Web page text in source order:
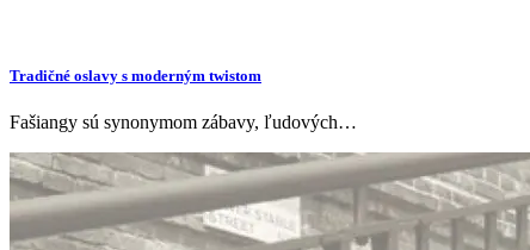
Tradičné oslavy s moderným twistom
Fašiangy sú synonymom zábavy, ľudových…